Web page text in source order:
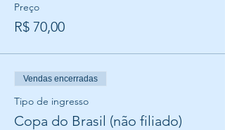
Preço
R$ 70,00
Vendas encerradas
Tipo de ingresso
Copa do Brasil (não filiado)